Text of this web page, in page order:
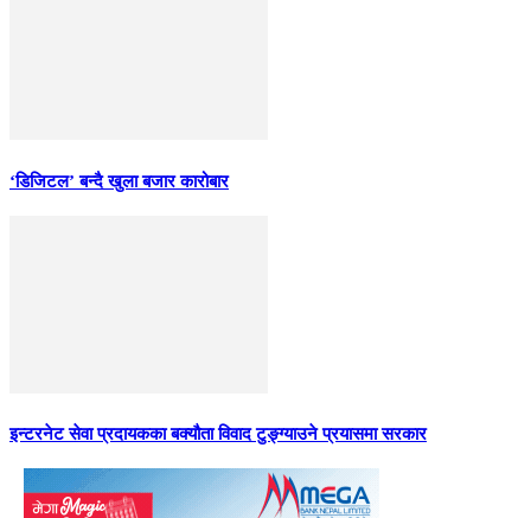
‘डिजिटल’ बन्दै खुला बजार कारोबार
इन्टरनेट सेवा प्रदायकका बक्यौता विवाद टुङ्ग्याउने प्रयासमा सरकार